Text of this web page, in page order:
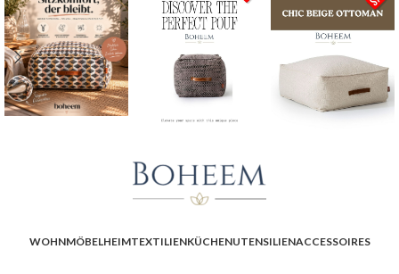
WOHNMÖBELHEIMTEXTILIENKÜCHENUTENSILIENACCESSOIRES